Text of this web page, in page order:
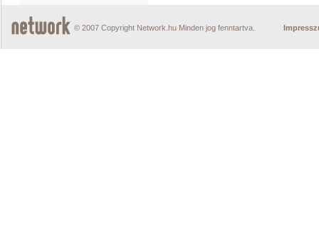
© 2007 Copyright Network.hu Minden jog fenntartva.